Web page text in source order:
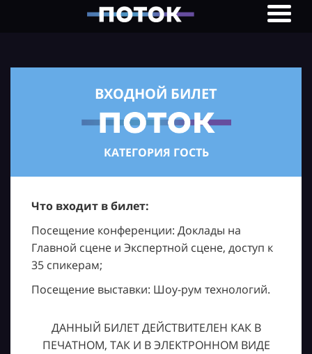
ВХОДНОЙ БИЛЕТ
КАТЕГОРИЯ ГОСТЬ
Что входит в билет:
Посещение конференции: Доклады на
Главной сцене и Экспертной сцене, доступ к
35 спикерам;
Посещение выставки: Шоу-рум технологий.
ДАННЫЙ БИЛЕТ ДЕЙСТВИТЕЛЕН КАК В
ПЕЧАТНОМ, ТАК И В ЭЛЕКТРОННОМ ВИДЕ